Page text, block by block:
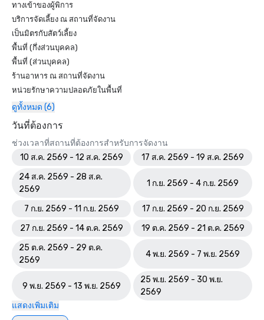
ทางเข้าของผู้พิการ
บริการจัดเลี้ยง ณ สถานที่จัดงาน
เป็นมิตรกับสัตว์เลี้ยง
พื้นที่ (กึ่งส่วนบุคคล)
พื้นที่ (ส่วนบุคคล)
ร้านอาหาร ณ สถานที่จัดงาน
หน่วยรักษาความปลอดภัยในพื้นที่
ดูทั้งหมด (6)
วันที่ต้องการ
ช่วงเวลาที่สถานที่ต้องการสำหรับการจัดงาน
10 ส.ค. 2569 - 12 ส.ค. 2569
17 ส.ค. 2569 - 19 ส.ค. 2569
24 ส.ค. 2569 - 28 ส.ค.
2569
1 ก.ย. 2569 - 4 ก.ย. 2569
7 ก.ย. 2569 - 11 ก.ย. 2569
17 ก.ย. 2569 - 20 ก.ย. 2569
27 ก.ย. 2569 - 14 ต.ค. 2569
19 ต.ค. 2569 - 21 ต.ค. 2569
25 ต.ค. 2569 - 29 ต.ค.
2569
4 พ.ย. 2569 - 7 พ.ย. 2569
9 พ.ย. 2569 - 13 พ.ย. 2569
25 พ.ย. 2569 - 30 พ.ย.
2569
แสดงเพิ่มเติม